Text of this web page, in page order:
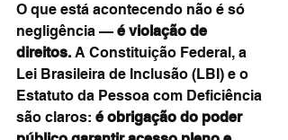
O que está acontecendo não é só
negligência — é violação de
direitos. A Constituição Federal, a
Lei Brasileira de Inclusão (LBI) e o
Estatuto da Pessoa com Deficiência
são claros: é obrigação do poder